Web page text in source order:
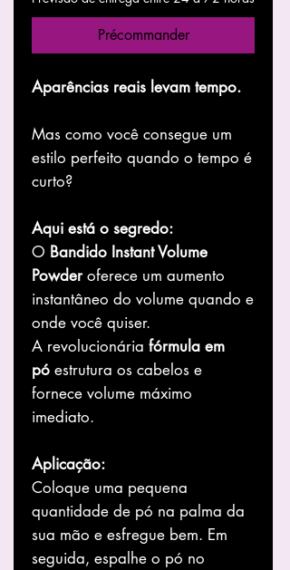
Précommander
Aparências reais levam tempo.
Mas como você consegue um
estilo perfeito quando o tempo é
curto?
Aqui está o segredo:
O Bandido Instant Volume
Powderoferece um aumento
instantâneo do volume quando e
onde você quiser.
A revolucionária fórmula em
pó estrutura os cabelos e
fornece volume máximo
imediato.
Aplicação:
Coloque uma pequena
quantidade de pó na palma da
sua mão e esfregue bem. Em
seguida, espalhe o pó no